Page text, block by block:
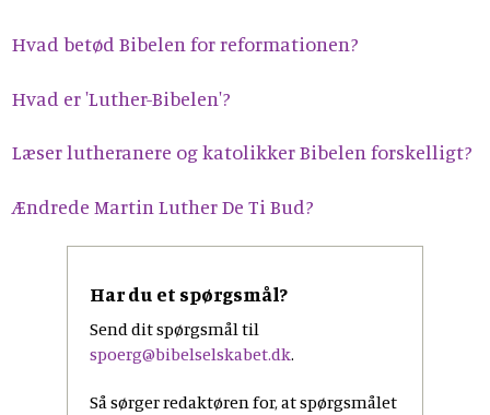
Hvad betød Bibelen for reformationen?
Hvad er 'Luther-Bibelen'?
Læser lutheranere og katolikker Bibelen forskelligt?
Ændrede Martin Luther De Ti Bud?
Har du et spørgsmål?
Send dit spørgsmål til
spoerg@bibelselskabet.dk.
Så sørger redaktøren for, at spørgsmålet